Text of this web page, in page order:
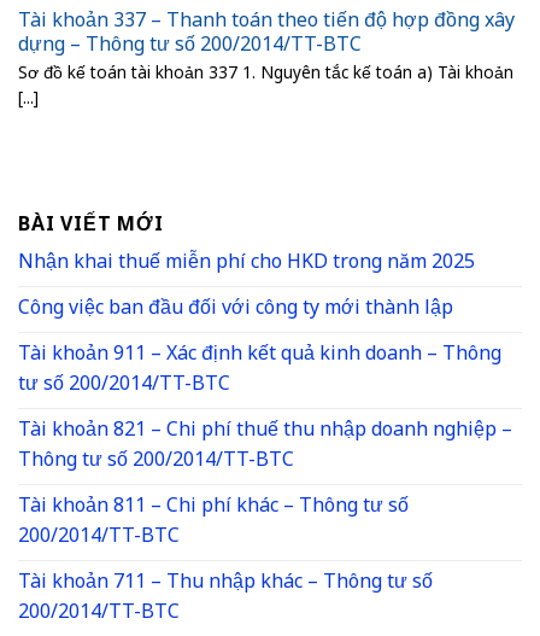
Tài khoản 337 – Thanh toán theo tiến độ hợp đồng xây
dựng – Thông tư số 200/2014/TT-BTC
Sơ đồ kế toán tài khoản 337 1. Nguyên tắc kế toán a) Tài khoản
[...]
BÀI VIẾT MỚI
Nhận khai thuế miễn phí cho HKD trong năm 2025
Công việc ban đầu đối với công ty mới thành lập
Tài khoản 911 – Xác định kết quả kinh doanh – Thông
tư số 200/2014/TT-BTC
Tài khoản 821 – Chi phí thuế thu nhập doanh nghiệp –
Thông tư số 200/2014/TT-BTC
Tài khoản 811 – Chi phí khác – Thông tư số
200/2014/TT-BTC
Tài khoản 711 – Thu nhập khác – Thông tư số
200/2014/TT-BTC